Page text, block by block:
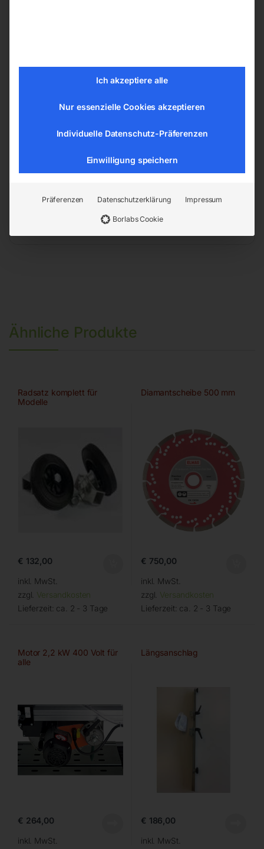
Lebensdauer
Rascher Druckaufbau mittels Pumpknopf
Mini-Guideoder Easy-Guide
Steintrenntechnik,
Diamant-
Ähnliche Produkte
Radsatz komplett für
Modelle
€ 132,00
inkl. MwSt.
zzgl. Versandkosten
Lieferzeit: ca. 2 - 3 Tage
Diamantscheibe 500 mm
€ 750,00
inkl. MwSt.
zzgl. Versandkosten
Lieferzeit: ca. 2 - 3 Tage
Motor 2,2 kW 400 Volt für
alle
€ 264,00
inkl. MwSt.
Längsanschlag
€ 186,00
inkl. MwSt.
Ich akzeptiere alle
Nur essenzielle Cookies akzeptieren
Individuelle Datenschutz-Präferenzen
Einwilligung speichern
Präferenzen Datenschutzerklärung Impressum
Borlabs Cookie